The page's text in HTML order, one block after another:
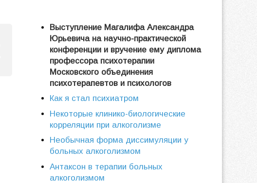
Выступление Магалифа Александра
Юрьевича на научно-практической
конференции и вручение ему диплома
профессора психотерапии
Московского объединения
психотерапевтов и психологов
Как я стал психиатром
Некоторые клинико-биологические
корреляции при алкоголизме
Необычная форма диссимуляции у
больных алкоголизмом
Антаксон в терапии больных
алкоголизмом